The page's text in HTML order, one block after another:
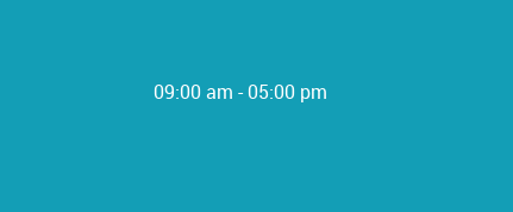
09:00 am - 05:00 pm